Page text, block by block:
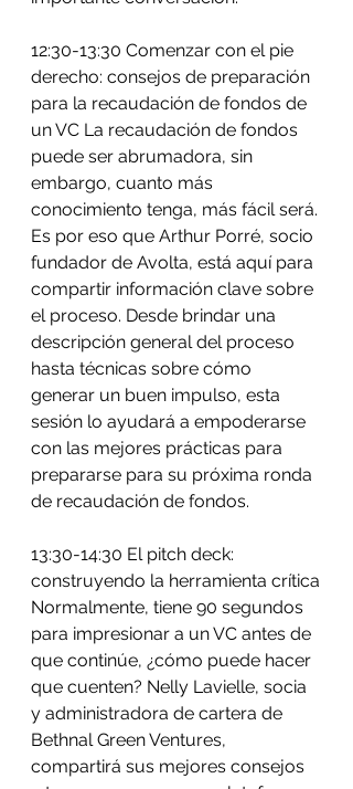
12:30-13:30 Comenzar con el pie
derecho: consejos de preparación
para la recaudación de fondos de
un VC La recaudación de fondos
puede ser abrumadora, sin
embargo, cuanto más
conocimiento tenga, más fácil será.
Es por eso que Arthur Porré, socio
fundador de Avolta, está aquí para
compartir información clave sobre
el proceso. Desde brindar una
descripción general del proceso
hasta técnicas sobre cómo
generar un buen impulso, esta
sesión lo ayudará a empoderarse
con las mejores prácticas para
prepararse para su próxima ronda
de recaudación de fondos.
13:30-14:30 El pitch deck:
construyendo la herramienta crítica
Normalmente, tiene 90 segundos
para impresionar a un VC antes de
que continúe, ¿cómo puede hacer
que cuenten? Nelly Lavielle, socia
y administradora de cartera de
Bethnal Green Ventures,
compartirá sus mejores consejos